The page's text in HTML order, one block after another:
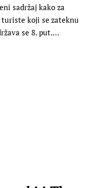
sadržaj kako za
koji se zateknu
se 8. put.…